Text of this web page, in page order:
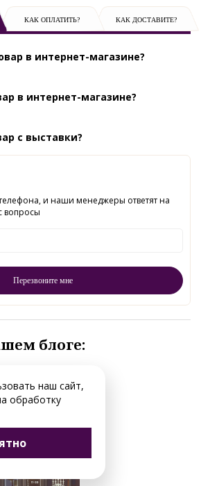
КАК ОПЛАТИТЬ? КАК ДОСТАВИТЕ?
в интернет-магазине?
в интернет-магазине?
с выставки?
и наши менеджеры ответят на
вопросы
блоге:
наш сайт,
обработку